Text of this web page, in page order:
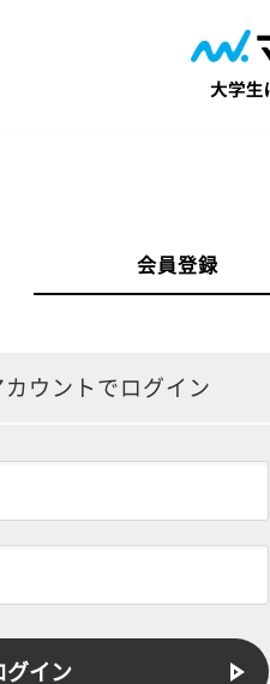
会員登録
ウントでログイン